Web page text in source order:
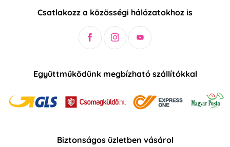
Csatlakozz a közösségi hálózatokhoz is
Együttműködünk megbízható szállítókkal
Biztonságos üzletben vásárol